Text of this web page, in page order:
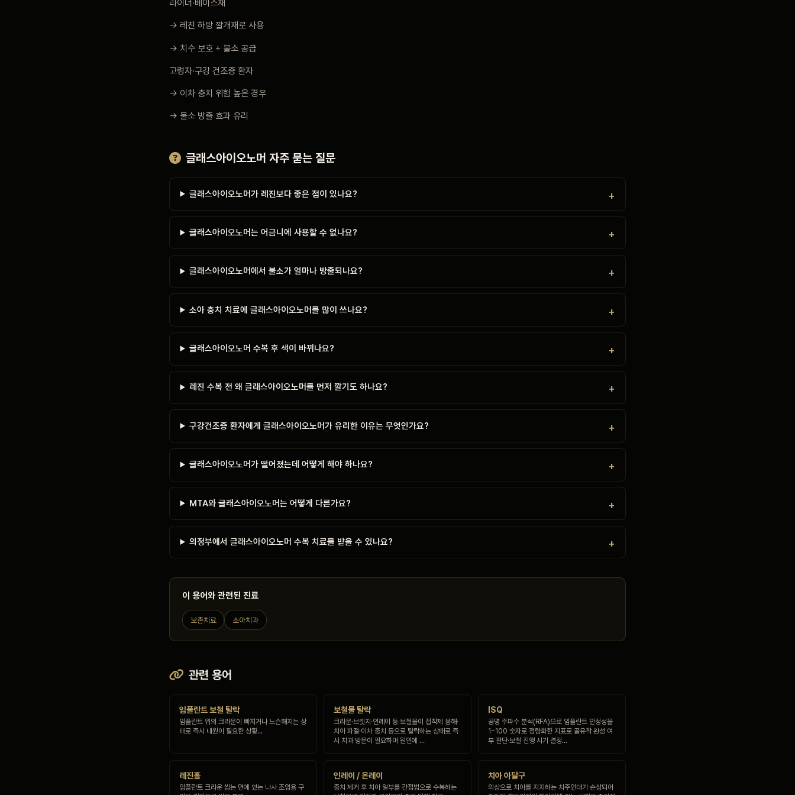
라이너·베이스재
→ 레진 하방 깔개재로 사용
→ 치수 보호 + 불소 공급
고령자·구강 건조증 환자
→ 이차 충치 위험 높은 경우
→ 불소 방출 효과 유리
글래스아이오노머 자주 묻는 질문
글래스아이오노머가 레진보다 좋은 점이 있나요?
글래스아이오노머는 어금니에 사용할 수 없나요?
글래스아이오노머에서 불소가 얼마나 방출되나요?
소아 충치 치료에 글래스아이오노머를 많이 쓰나요?
글래스아이오노머 수복 후 색이 바뀌나요?
레진 수복 전 왜 글래스아이오노머를 먼저 깔기도 하나요?
구강건조증 환자에게 글래스아이오노머가 유리한 이유는 무엇인가요?
글래스아이오노머가 떨어졌는데 어떻게 해야 하나요?
MTA와 글래스아이오노머는 어떻게 다른가요?
의정부에서 글래스아이오노머 수복 치료를 받을 수 있나요?
이 용어와 관련된 진료
보존치료 소아치과
관련 용어
임플란트 보철 탈락
임플란트 위의 크라운이 빠지거나 느슨해지는 상
태로 즉시 내원이 필요한 상황…
보철물 탈락
크라운·브릿지·인레이 등 보철물이 접착제 용해·
치아 파절·이차 충치 등으로 탈락하는 상태로 즉
시 치과 방문이 필요하며 원인에 …
ISQ
공명 주파수 분석(RFA)으로 임플란트 안정성을
1~100 숫자로 정량화한 지표로 골유착 완성 여
부 판단·보철 진행 시기 결정…
레진홀
임플란트 크라운 씹는 면에 있는 나사 조임용 구
인레이 / 온레이
충치 제거 후 치아 일부를 간접법으로 수복하는
치아 아탈구
외상으로 치아를 지지하는 치주인대가 손상되어